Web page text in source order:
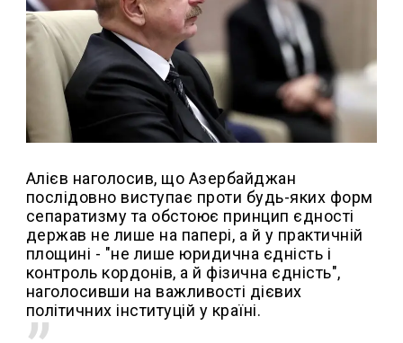
Алієв наголосив, що Азербайджан
послідовно виступає проти будь-яких форм
сепаратизму та обстоює принцип єдності
держав не лише на папері, а й у практичній
площині - "не лише юридична єдність і
контроль кордонів, а й фізична єдність",
наголосивши на важливості дієвих
політичних інституцій у країні.